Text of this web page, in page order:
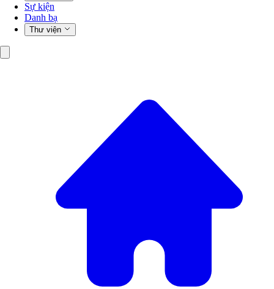
Sự kiện
Danh bạ
Thư viện